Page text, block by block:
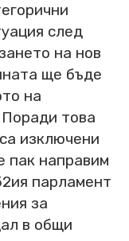
след
на нов
ще бъде
на
това
изключени
пак направим
парламент
за
в общи